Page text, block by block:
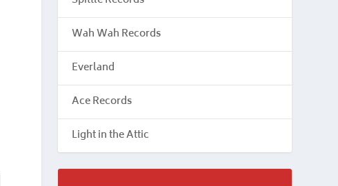
Wah Wah Records
Everland
Ace Records
Light in the Attic